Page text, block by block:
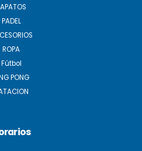
PADEL
ROPA
Fútbol
PONG